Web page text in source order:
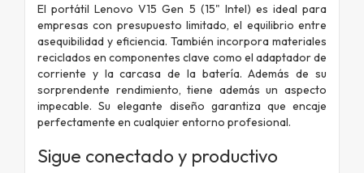
El portátil Lenovo V15 Gen 5 (15" Intel) es ideal para
empresas con presupuesto limitado, el equilibrio entre
asequibilidad y eficiencia. También incorpora materiales
reciclados en componentes clave como el adaptador de
corriente y la carcasa de la batería. Además de su
sorprendente rendimiento, tiene además un aspecto
impecable. Su elegante diseño garantiza que encaje
perfectamente en cualquier entorno profesional.
Sigue conectado y productivo